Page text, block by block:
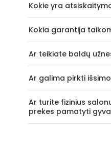
Kokie yra
Kokia garantija
Ar teikiate baldų
Ar galima pirkti
Ar turite fizinius
prekes pamatyti